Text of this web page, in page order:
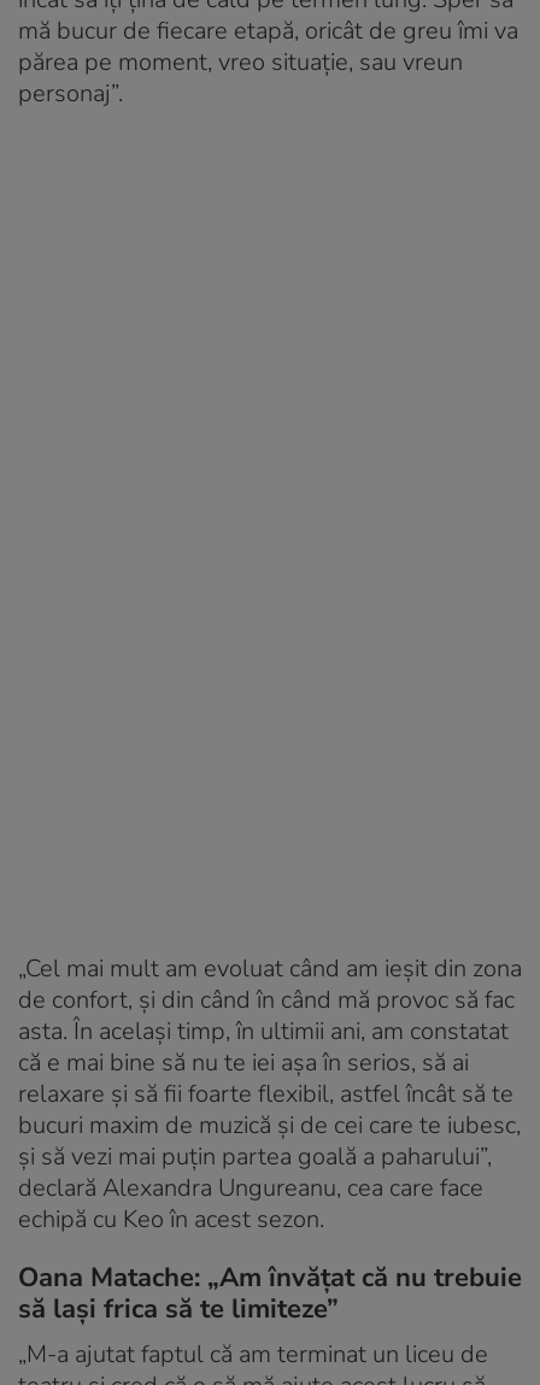
mă bucur de fiecare etapă, oricât de greu îmi va
părea pe moment, vreo situație, sau vreun
personaj”.
„Cel mai mult am evoluat când am ieșit din zona
de confort, și din când în când mă provoc să fac
asta. În același timp, în ultimii ani, am constatat
că e mai bine să nu te iei așa în serios, să ai
relaxare și să fii foarte flexibil, astfel încât să te
bucuri maxim de muzică și de cei care te iubesc,
și să vezi mai puțin partea goală a paharului”,
declară Alexandra Ungureanu, cea care face
echipă cu Keo în acest sezon.
Oana Matache: „Am învățat că nu trebuie
să lași frica să te limiteze”
„M-a ajutat faptul că am terminat un liceu de